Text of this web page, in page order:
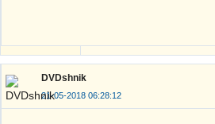
DVDshnik
21-05-2018 06:28:12